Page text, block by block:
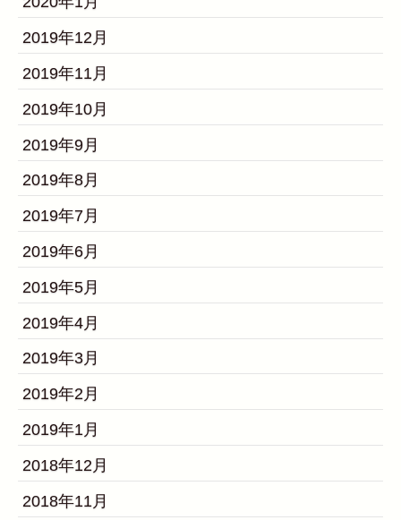
2019年12月
2019年11月
2019年10月
2019年9月
2019年8月
2019年7月
2019年6月
2019年5月
2019年4月
2019年3月
2019年2月
2019年1月
2018年12月
2018年11月